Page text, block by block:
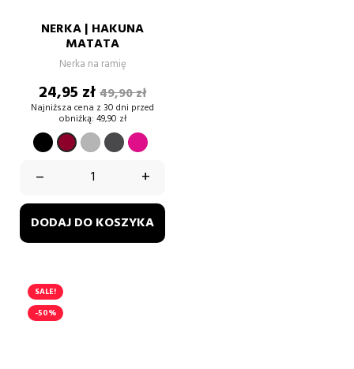
NERKA | HAKUNA
MATATA
Nerka na ramię
Cena
24,95 złCena
podstawowa
49,90 zł
Najniższa cena z 30 dni przed
obniżką: 49,90 zł
CZARNYBORDOWY
SZARYGRAFITFUKSJA
– +
DODAJ DO KOSZYKA
SALE!
-50%